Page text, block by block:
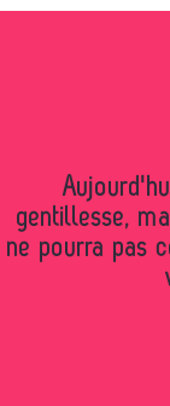
Aujourd'hui pour la journée mondiale de la
gentillesse,
ne pourra pas